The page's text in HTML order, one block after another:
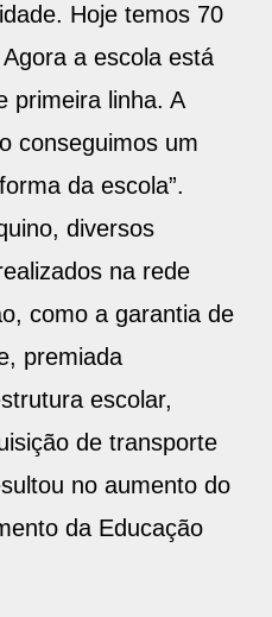
Hoje temos 70
a escola está
primeira linha. A
conseguimos um
da escola”.
diversos
na rede
como a garantia de
premiada
escolar,
de transporte
no aumento do
da Educação